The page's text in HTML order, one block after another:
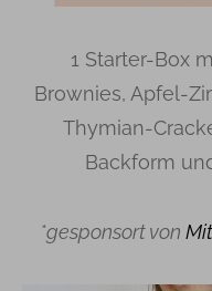
1 Starter-Box
Brownies, Apfel-
Thymian-
Backform
*gesponsort von